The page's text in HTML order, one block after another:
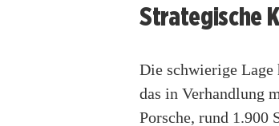
Strategische
Die schwierige Lage
das in Verhandlung
Porsche, rund 1.900